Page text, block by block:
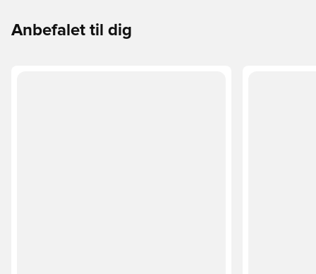
Anbefalet til dig